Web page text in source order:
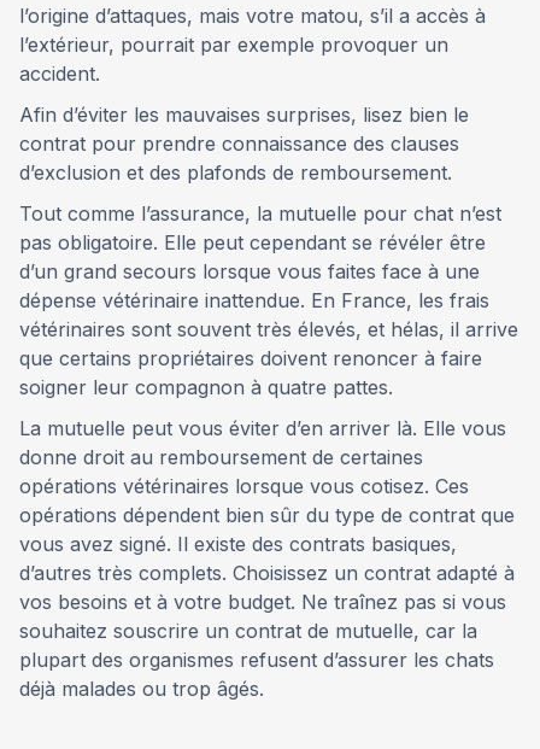
l’origine d’attaques, mais votre matou, s’il a accès à
l’extérieur, pourrait par exemple provoquer un
accident.
Afin d’éviter les mauvaises surprises, lisez bien le
contrat pour prendre connaissance des clauses
d’exclusion et des plafonds de remboursement.
Tout comme l’assurance, la mutuelle pour chat n’est
pas obligatoire. Elle peut cependant se révéler être
d’un grand secours lorsque vous faites face à une
dépense vétérinaire inattendue. En France, les frais
vétérinaires sont souvent très élevés, et hélas, il arrive
que certains propriétaires doivent renoncer à faire
soigner leur compagnon à quatre pattes.
La mutuelle peut vous éviter d’en arriver là. Elle vous
donne droit au remboursement de certaines
opérations vétérinaires lorsque vous cotisez. Ces
opérations dépendent bien sûr du type de contrat que
vous avez signé. Il existe des contrats basiques,
d’autres très complets. Choisissez un contrat adapté à
vos besoins et à votre budget. Ne traînez pas si vous
souhaitez souscrire un contrat de mutuelle, car la
plupart des organismes refusent d’assurer les chats
déjà malades ou trop âgés.